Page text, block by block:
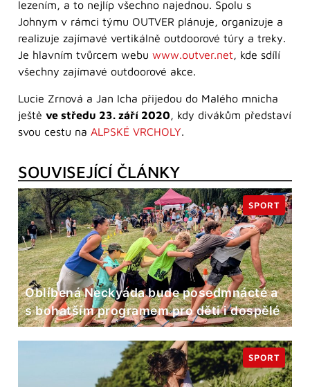
lezením, a to nejlíp všechno najednou. Spolu s
Johnym v rámci týmu OUTVER plánuje, organizuje a
realizuje zajímavé vertikálně outdoorové túry a treky.
Je hlavním tvůrcem webu www.outver.net, kde sdílí
všechny zajímavé outdoorové akce.
Lucie Zrnová a Jan Icha přijedou do Malého mnicha
ještě ve středu 23. září 2020, kdy divákům představí
svou cestu na ALPSKÉ VRCHOLY.
SOUVISEJÍCÍ ČLÁNKY
Oblíbená Neckyáda bude posedmnácté a
s bohatším programem pro děti i dospělé
SPORT
SPORT